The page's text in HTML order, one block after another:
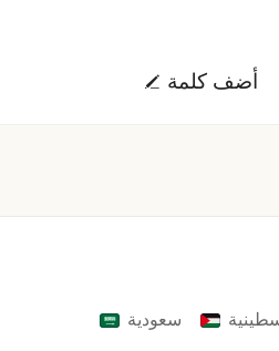
أضف كلمة
سعودية